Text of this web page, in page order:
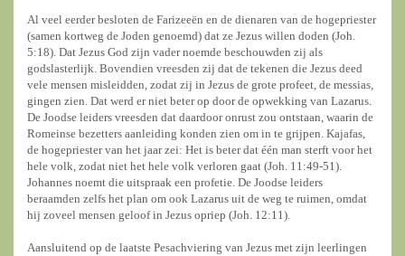
Al veel eerder besloten de Farizeeën en de dienaren van de hogepriester
(samen kortweg de Joden genoemd) dat ze Jezus willen doden (Joh.
5:18). Dat Jezus God zijn vader noemde beschouwden zij als
godslasterlijk. Bovendien vreesden zij dat de tekenen die Jezus deed
vele mensen misleidden, zodat zij in Jezus de grote profeet, de messias,
gingen zien. Dat werd er niet beter op door de opwekking van Lazarus.
De Joodse leiders vreesden dat daardoor onrust zou ontstaan, waarin de
Romeinse bezetters aanleiding konden zien om in te grijpen. Kajafas,
de hogepriester van het jaar zei: Het is beter dat één man sterft voor het
hele volk, zodat niet het hele volk verloren gaat (Joh. 11:49-51).
Johannes noemt die uitspraak een profetie. De Joodse leiders
beraamden zelfs het plan om ook Lazarus uit de weg te ruimen, omdat
hij zoveel mensen geloof in Jezus opriep (Joh. 12:11).
Aansluitend op de laatste Pesachviering van Jezus met zijn leerlingen